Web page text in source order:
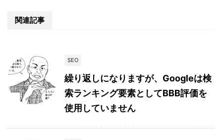
関連記事
SEO
繰り返しになりますが、Googleは検
索ランキング要素としてBBB評価を
使用していません